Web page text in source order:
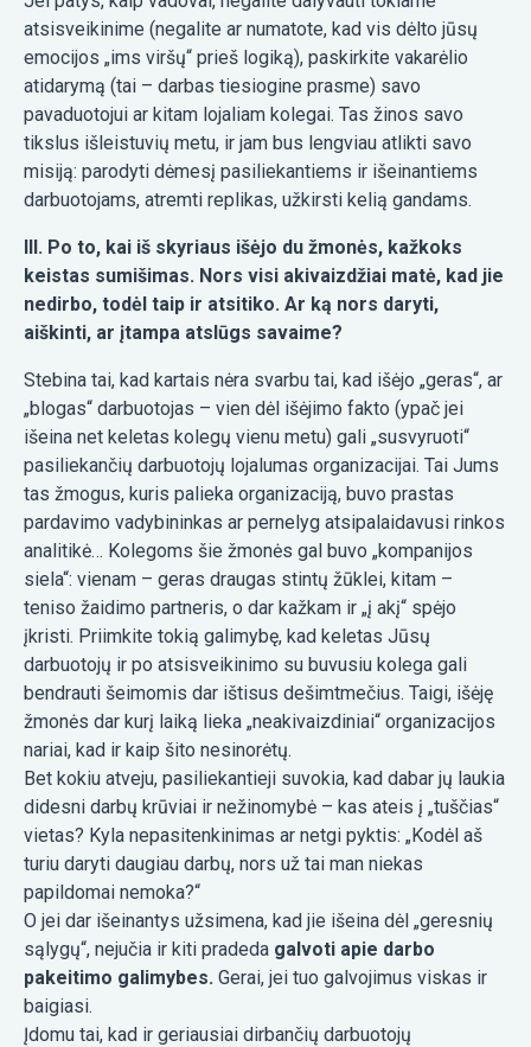
atsisveikinime (negalite ar numatote, kad vis dėlto jūsų
emocijos „ims viršų“ prieš logiką), paskirkite vakarėlio
atidarymą (tai – darbas tiesiogine prasme) savo
pavaduotojui ar kitam lojaliam kolegai. Tas žinos savo
tikslus išleistuvių metu, ir jam bus lengviau atlikti savo
misiją: parodyti dėmesį pasiliekantiems ir išeinantiems
darbuotojams, atremti replikas, užkirsti kelią gandams.
III. Po to, kai iš skyriaus išėjo du žmonės, kažkoks
keistas sumišimas. Nors visi akivaizdžiai matė, kad jie
nedirbo, todėl taip ir atsitiko. Ar ką nors daryti,
aiškinti, ar įtampa atslūgs savaime?
Stebina tai, kad kartais nėra svarbu tai, kad išėjo „geras“, ar
„blogas“ darbuotojas – vien dėl išėjimo fakto (ypač jei
išeina net keletas kolegų vienu metu) gali „susvyruoti“
pasiliekančių darbuotojų lojalumas organizacijai. Tai Jums
tas žmogus, kuris palieka organizaciją, buvo prastas
pardavimo vadybininkas ar pernelyg atsipalaidavusi rinkos
analitikė… Kolegoms šie žmonės gal buvo „kompanijos
siela“: vienam – geras draugas stintų žūklei, kitam –
teniso žaidimo partneris, o dar kažkam ir „į akį“ spėjo
įkristi. Priimkite tokią galimybę, kad keletas Jūsų
darbuotojų ir po atsisveikinimo su buvusiu kolega gali
bendrauti šeimomis dar ištisus dešimtmečius. Taigi, išėję
žmonės dar kurį laiką lieka „neakivaizdiniai“ organizacijos
nariai, kad ir kaip šito nesinorėtų.
Bet kokiu atveju, pasiliekantieji suvokia, kad dabar jų laukia
didesni darbų krūviai ir nežinomybė – kas ateis į „tuščias“
vietas? Kyla nepasitenkinimas ar netgi pyktis: „Kodėl aš
turiu daryti daugiau darbų, nors už tai man niekas
papildomai nemoka?“
O jei dar išeinantys užsimena, kad jie išeina dėl „geresnių
sąlygų“, nejučia ir kiti pradeda galvoti apie darbo
pakeitimo galimybes. Gerai, jei tuo galvojimus viskas ir
baigiasi.
Įdomu tai, kad ir geriausiai dirbančių darbuotojų